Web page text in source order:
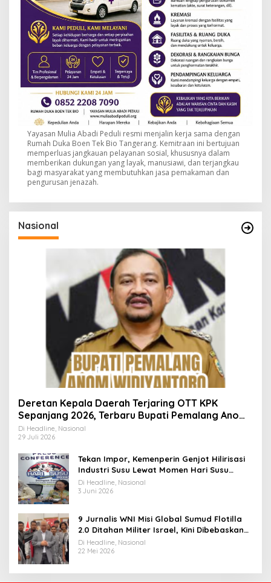
Yayasan Mulia Abadi Peduli resmi menjalin kerja sama dengan
Rumah Duka Boen Tek Bio Tangerang. Kemitraan ini bertujuan
memperluas jangkauan pelayanan sosial, khususnya dalam
memberikan dukungan yang layak, manusiawi, dan terjangkau
bagi masyarakat yang membutuhkan jasa pemakaman dan
pengurusan jenazah.
Nasional
Deretan Kepala Daerah Terjaring OTT KPK
Sepanjang 2026, Terbaru Bupati Pemalang Anom
Widiyantoro
Di Headline, Nasional
29 Juli 2026
Tekan Impor, Kemenperin Genjot Hilirisasi
Industri Susu Lewat Momen Hari Susu
Nusantara 2026
Di Headline, Nasional
3 Juni 2026
9 Jurnalis WNI Misi Global Sumud Flotilla
2.0 Ditahan Militer Israel, Kini Dibebaskan
dan Dievakuasi ke Istanbul
Di Headline, Nasional
22 Mei 2026